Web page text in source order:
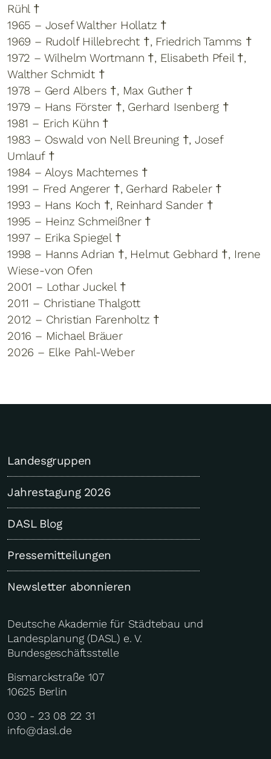
Rühl †
1965 – Josef Walther Hollatz †
1969 – Rudolf Hillebrecht †, Friedrich Tamms †
1972 – Wilhelm Wortmann †, Elisabeth Pfeil †,
Walther Schmidt †
1978 – Gerd Albers †, Max Guther †
1979 – Hans Förster †, Gerhard Isenberg †
1981 – Erich Kühn †
1983 – Oswald von Nell Breuning †, Josef
Umlauf †
1984 – Aloys Machtemes †
1991 – Fred Angerer †, Gerhard Rabeler †
1993 – Hans Koch †, Reinhard Sander †
1995 – Heinz Schmeißner †
1997 – Erika Spiegel †
1998 – Hanns Adrian †, Helmut Gebhard †, Irene
Wiese-von Ofen
2001 – Lothar Juckel †
2011 – Christiane Thalgott
2012 – Christian Farenholtz †
2016 – Michael Bräuer
2026 – Elke Pahl-Weber
Landesgruppen
Jahrestagung 2026
DASL Blog
Pressemitteilungen
Newsletter abonnieren
Deutsche Akademie für Städtebau und
Landesplanung (DASL) e. V.
Bundesgeschäftsstelle
Bismarckstraße 107
10625 Berlin
030 - 23 08 22 31
info@dasl.de